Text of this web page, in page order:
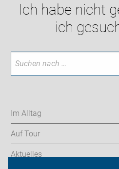
Ich habe nicht
ich
Im Alltag
Auf Tour
Aktuelles